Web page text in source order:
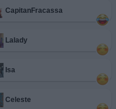
CapitanFracassa
Lalady
Isa
Celeste